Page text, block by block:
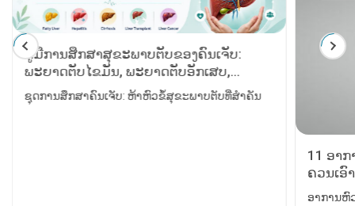
ຄູ່ມືການສຶກສາສຸຂະພາບຕັບຂອງຄົນເຈັບ:
ພະຍາດຕັບໄຂມັນ, ພະຍາດຕັບອັກເສບ,
ພະຍາດຕັບແຂງ, ​​ການຜ່າຕັດປ່ຽນຕັບ ແລະ
ມະເຮັງຕັບ
ຊຸດການສຶກສາຄົນເຈັບ: ຫ້າຫົວຂໍ້ສຸຂະພາບຕັບທີ່ສຳຄັນ
11 ອາ
ຄວນເອົ
ອາການຫົ